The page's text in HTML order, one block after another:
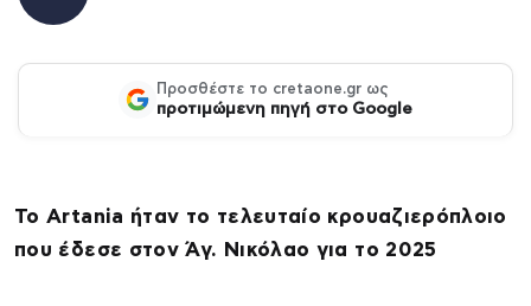
Προσθέστε το cretaone.gr ως
προτιμώμενη πηγή στο Google
Το Artania ήταν το τελευταίο κρουαζιερόπλοιο
που έδεσε στον Άγ. Νικόλαο για το 2025